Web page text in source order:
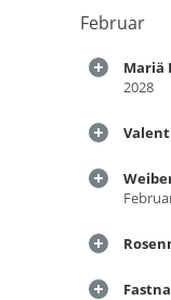
Februar
Mariä
2028